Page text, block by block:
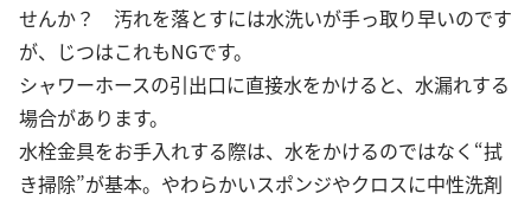
せんか？ 汚れを落とすには水洗いが手っ取り早いのです
が、じつはこれもNGです。
シャワーホースの引出口に直接水をかけると、水漏れする
場合があります。
水栓金具をお手入れする際は、水をかけるのではなく“拭
き掃除”が基本。やわらかいスポンジやクロスに中性洗剤